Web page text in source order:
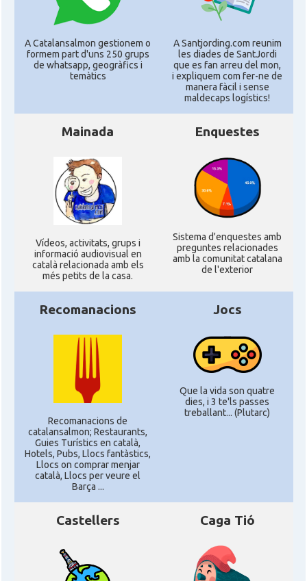
A Catalansalmon gestionem o
formem part d'uns 250 grups
de whatsapp, geogràfics i
temàtics
A Santjording.com reunim
les diades de SantJordi
que es fan arreu del mon,
i expliquem com fer-ne de
manera fàcil i sense
maldecaps logí­stics!
Mainada
Ví­deos, activitats, grups i
informació audiovisual en
català relacionada amb els
més petits de la casa.
Enquestes
Sistema d'enquestes amb
preguntes relacionades
amb la comunitat catalana
de l'exterior
Recomanacions
Recomanacions de
catalansalmon; Restaurants,
Guies Turístics en català,
Hotels, Pubs, Llocs fantàstics,
Llocs on comprar menjar
català, Llocs per veure el
Barça ...
Jocs
Que la vida son quatre
dies, i 3 te'ls passes
treballant... (Plutarc)
Castellers Caga Tió